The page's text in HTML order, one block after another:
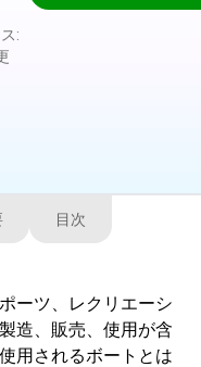
:
目次
ーツ、レクリエーシ
造、販売、使用が含
用されるボートとは